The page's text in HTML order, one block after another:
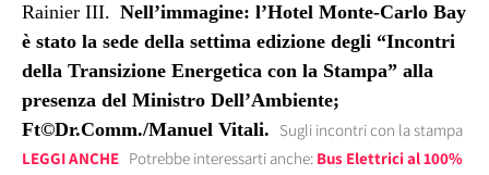
Rainier III. Nell’immagine: l’Hotel Monte-Carlo Bay
è stato la sede della settima edizione degli “Incontri
della Transizione Energetica con la Stampa” alla
presenza del Ministro Dell’Ambiente;
Ft©Dr.Comm./Manuel Vitali. Sugli incontri con la stampa
LEGGI ANCHE Potrebbe interessarti anche: Bus Elettrici al 100%